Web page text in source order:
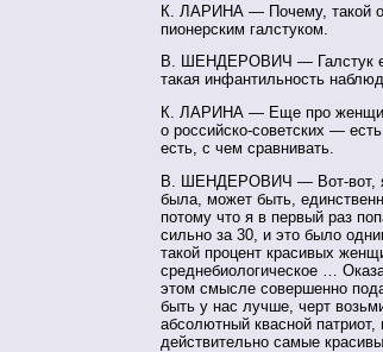
К. ЛАРИНА — Почему, такой
пионерским галстуком.
В. ШЕНДЕРОВИЧ — Галстук
такая инфантильность
К. ЛАРИНА — Еще про
о российско-советских — есть
есть, с чем сравнивать.
В. ШЕНДЕРОВИЧ — Вот-вот, я
была, может быть,
потому что я в первый раз
сильно за 30, и это было
такой процент красивых
среднебиологическое …
этом смысле совершенно
быть у нас лучше, черт
абсолютный квасной
действительно самые